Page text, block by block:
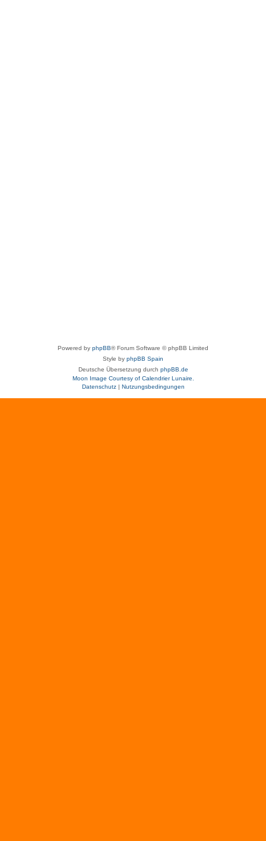
Powered by phpBB® Forum Software © phpBB Limited
Style by phpBB Spain
Deutsche Übersetzung durch phpBB.de
Moon Image Courtesy of Calendrier Lunaire.
Datenschutz| Nutzungsbedingungen